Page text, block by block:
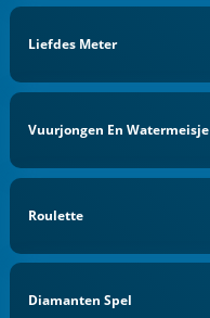
Liefdes Meter
Vuurjongen En Watermeisje
Roulette
Diamanten Spel